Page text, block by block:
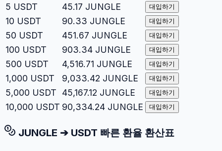
5 USDT 45.17 JUNGLE 대입하기
10 USDT 90.33 JUNGLE 대입하기
50 USDT 451.67 JUNGLE 대입하기
100 USDT 903.34 JUNGLE 대입하기
500 USDT 4,516.71 JUNGLE 대입하기
1,000 USDT 9,033.42 JUNGLE 대입하기
5,000 USDT 45,167.12 JUNGLE 대입하기
10,000 USDT 90,334.24 JUNGLE 대입하기
JUNGLE ➔ USDT 빠른 환율 환산표